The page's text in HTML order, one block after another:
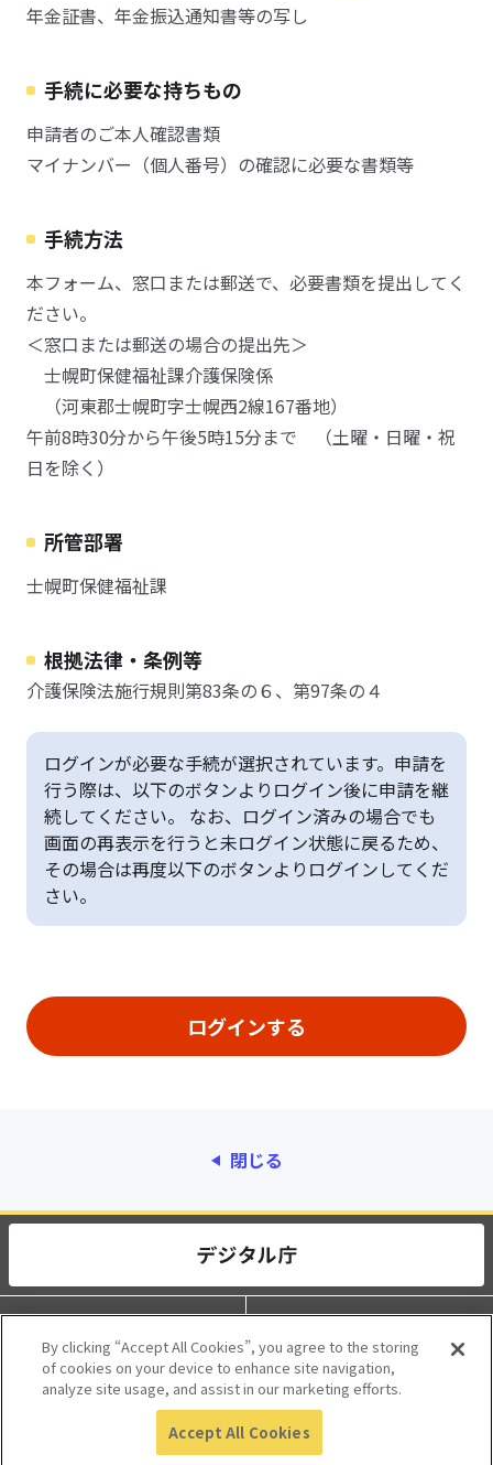
年金証書、年金振込通知書等の写し
手続に必要な持ちもの
申請者のご本人確認書類
マイナンバー（個人番号）の確認に必要な書類等
手続方法
本フォーム、窓口または郵送で、必要書類を提出してく
ださい。
＜窓口または郵送の場合の提出先＞
士幌町保健福祉課介護保険係
（河東郡士幌町字士幌西2線167番地）
午前8時30分から午後5時15分まで （土曜・日曜・祝
日を除く）
所管部署
士幌町保健福祉課
根拠法律・条例等
介護保険法施行規則第83条の６、第97条の４
ログインが必要な手続が選択されています。申請を
行う際は、以下のボタンよりログイン後に申請を継
続してください。 なお、ログイン済みの場合でも
画面の再表示を行うと未ログイン状態に戻るため、
その場合は再度以下のボタンよりログインしてくだ
さい。
閉じる
動作環境 個人情報保護
利用規約 アクセシビリティ
© 2017 Digital Agency, Government of Japan.
By clicking “Accept All Cookies”, you agree to the storing
of cookies on your device to enhance site navigation,
analyze site usage, and assist in our marketing efforts.
Accept All Cookies